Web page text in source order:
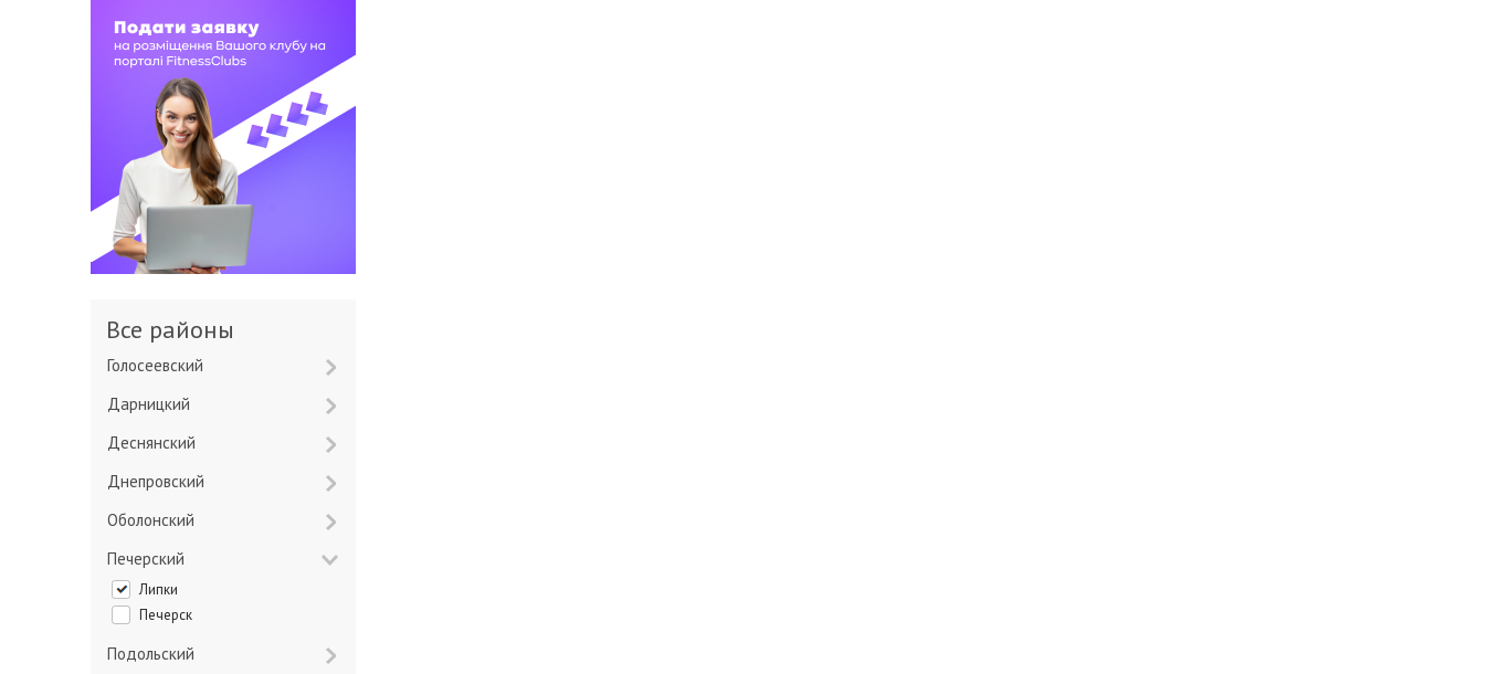
Все районы
Голосеевский
Дарницкий
Деснянский
Днепровский
Оболонский
Печерский
Липки
Печерск
Подольский